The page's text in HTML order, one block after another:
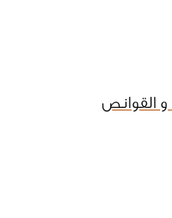
و القوانص